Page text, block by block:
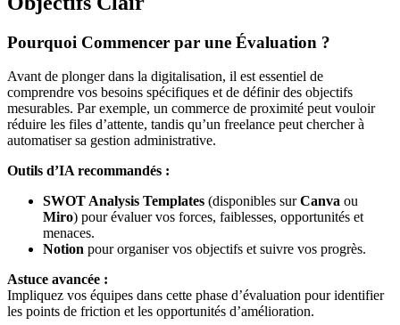
Pourquoi Commencer par une Évaluation ?
Avant de plonger dans la digitalisation, il est essentiel de
comprendre vos besoins spécifiques et de définir des objectifs
mesurables. Par exemple, un commerce de proximité peut vouloir
réduire les files d’attente, tandis qu’un freelance peut chercher à
automatiser sa gestion administrative.
Outils d’IA recommandés :
SWOT Analysis Templates (disponibles surCanva ou
Miro) pour évaluer vos forces, faiblesses, opportunités et
menaces.
Notion pour organiser vos objectifs et suivre vos progrès.
Astuce avancée :
Impliquez vos équipes dans cette phase d’évaluation pour identifier
les points de friction et les opportunités d’amélioration.